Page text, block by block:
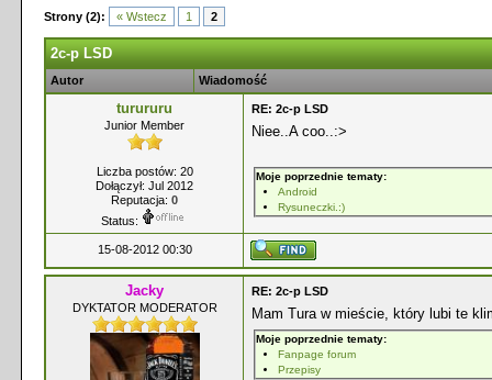
Strony (2): « Wstecz 1 2
2c-p LSD
Autor Wiadomość
turururu
Junior Member
Liczba postów: 20
Dołączył: Jul 2012
Reputacja: 0
Status:
RE: 2c-p LSD
Niee..A coo..:>
Moje poprzednie tematy:
Android
Rysuneczki.:)
15-08-2012 00:30
Jacky
DYKTATOR MODERATOR
RE: 2c-p LSD
Mam Tura w mieście, który lubi te
Moje poprzednie tematy:
Fanpage forum
Przepisy